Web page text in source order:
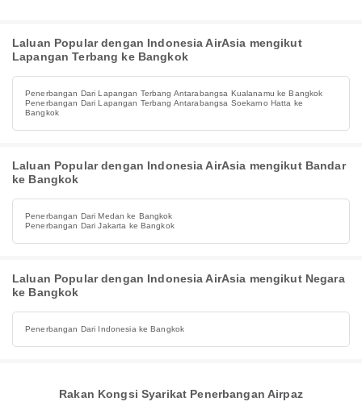
Laluan Popular dengan Indonesia AirAsia mengikut
Lapangan Terbang ke Bangkok
Penerbangan Dari Lapangan Terbang Antarabangsa Kualanamu ke Bangkok
Penerbangan Dari Lapangan Terbang Antarabangsa Soekarno Hatta ke
Bangkok
Laluan Popular dengan Indonesia AirAsia mengikut Bandar
ke Bangkok
Penerbangan Dari Medan ke Bangkok
Penerbangan Dari Jakarta ke Bangkok
Laluan Popular dengan Indonesia AirAsia mengikut Negara
ke Bangkok
Penerbangan Dari Indonesia ke Bangkok
Rakan Kongsi Syarikat Penerbangan Airpaz